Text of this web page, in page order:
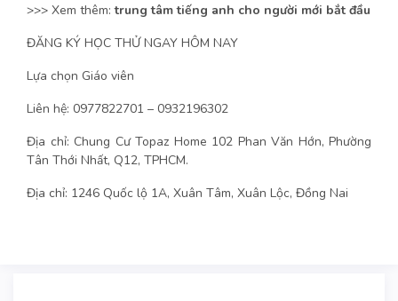
>>> Xem thêm:trung tâm tiếng anh cho người mới bắt đầu
ĐĂNG KÝ HỌC THỬ NGAY HÔM NAY
Lựa chọn Giáo viên
Liên hệ: 0977822701 – 0932196302
Địa chỉ: Chung Cư Topaz Home 102 Phan Văn Hớn, Phường
Tân Thới Nhất, Q12, TPHCM.
Địa chỉ: 1246 Quốc lộ 1A, Xuân Tâm, Xuân Lộc, Đồng Nai